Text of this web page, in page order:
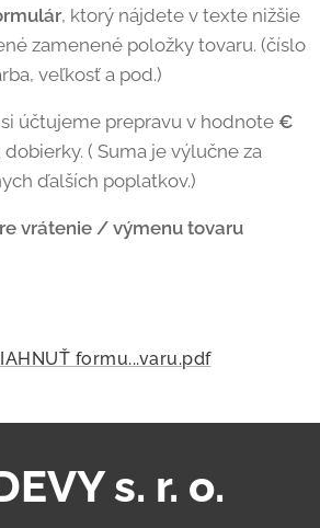
, ktorý nájdete v texte nižšie
zamenené položky tovaru. (číslo
veľkosť a pod.)
účtujeme prepravu v hodnote €
( Suma je výlučne za
ďalších poplatkov.)
vrátenie / výmenu tovaru
formu...varu.pdf
s. r. o.